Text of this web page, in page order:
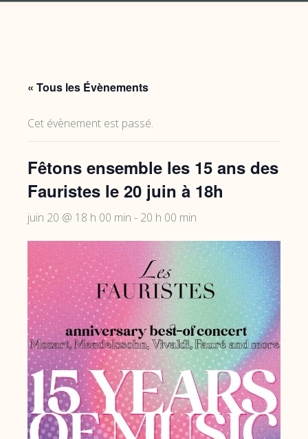
« Tous les Évènements
Cet évènement est passé.
Fêtons ensemble les 15 ans des
Fauristes le 20 juin à 18h
juin 20 @ 18 h 00 min - 20 h 00 min